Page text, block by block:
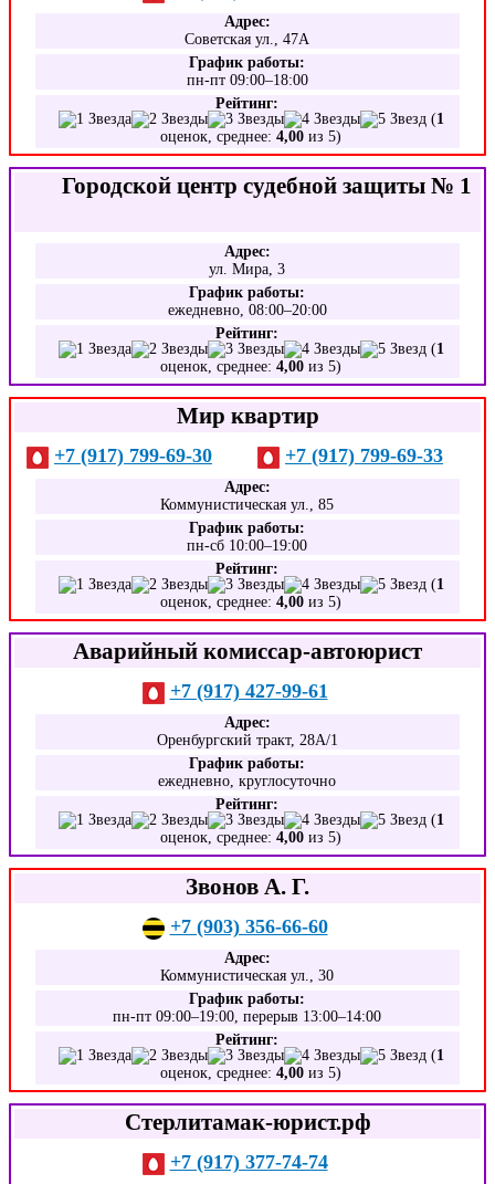
Адрес:
Советская ул., 47А
График работы:
пн-пт 09:00–18:00
Рейтинг:
(1
оценок, среднее:4,00 из 5)
Городской центр судебной защиты № 1
Адрес:
ул. Мира, 3
График работы:
ежедневно, 08:00–20:00
Рейтинг:
(1
оценок, среднее:4,00 из 5)
Мир квартир
+7 (917) 799-69-30 +7 (917) 799-69-33
Адрес:
Коммунистическая ул., 85
График работы:
пн-сб 10:00–19:00
Рейтинг:
(1
оценок, среднее:4,00 из 5)
Аварийный комиссар-автоюрист
+7 (917) 427-99-61
Адрес:
Оренбургский тракт, 28А/1
График работы:
ежедневно, круглосуточно
Рейтинг:
(1
оценок, среднее:4,00 из 5)
Звонов А. Г.
+7 (903) 356-66-60
Адрес:
Коммунистическая ул., 30
График работы:
пн-пт 09:00–19:00, перерыв 13:00–14:00
Рейтинг:
(1
оценок, среднее:4,00 из 5)
Стерлитамак-юрист.рф
+7 (917) 377-74-74